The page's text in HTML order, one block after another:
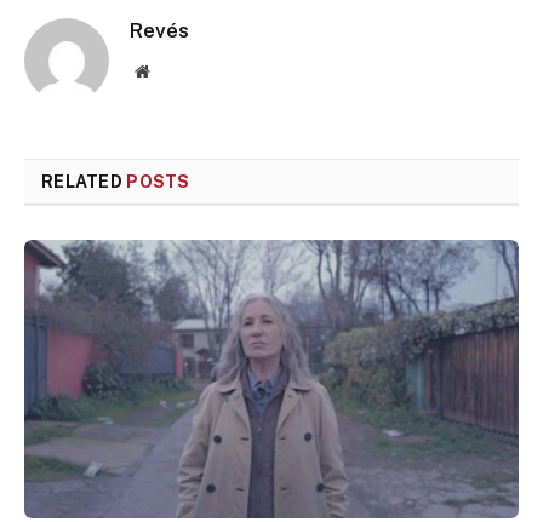
Revés
Website
RELATED POSTS